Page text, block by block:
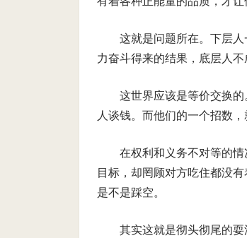
这就是问题所在。下层
力奋斗得来的结果，底层人
这世界应该是等价交换
人谈钱。而他们的一个招数，
在权利和义务不对等的
目标，却罔顾对方吃住都没
是不是踩空。
其实这就是彻头彻尾的